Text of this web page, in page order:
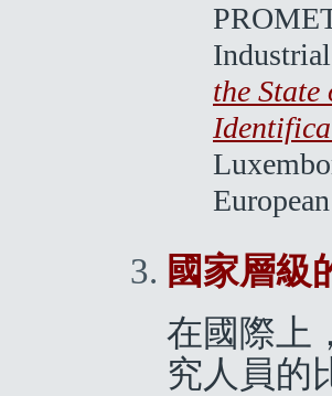
the
國家層級
在國際上
究人員的